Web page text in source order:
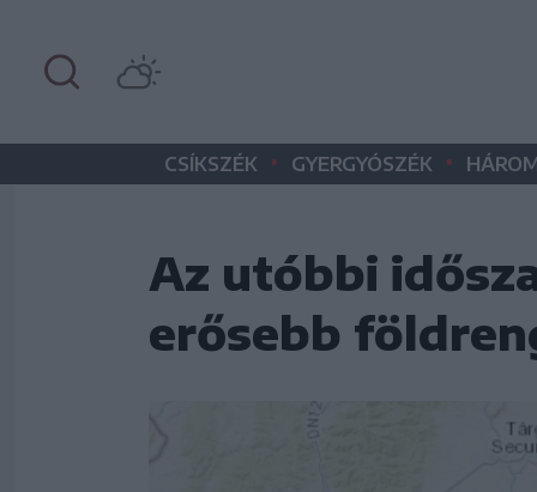
CSÍKSZÉK • GYERGYÓSZÉK •
Az utóbbi
erősebb